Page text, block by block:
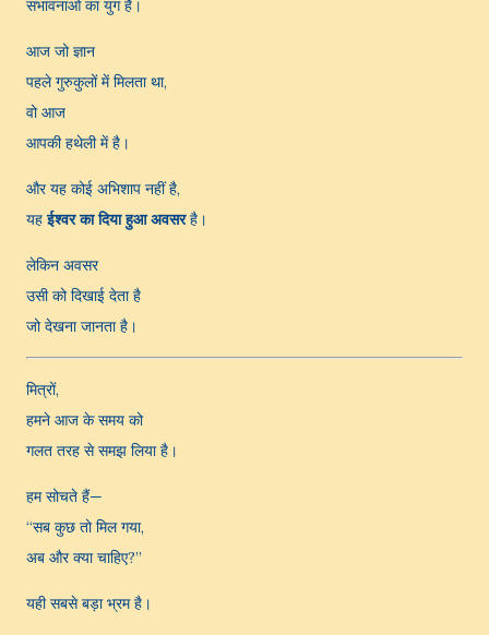
संभावनाओं का युग है।
आज जो ज्ञान
पहले गुरुकुलों में मिलता था,
वो आज
आपकी हथेली में है।
और यह कोई अभिशाप नहीं है,
यहईश्वर का दिया हुआ अवसरहै।
लेकिन अवसर
उसी को दिखाई देता है
जो देखना जानता है।
मित्रों,
हमने आज के समय को
गलत तरह से समझ लिया है।
हम सोचते हैं—
“सब कुछ तो मिल गया,
अब और क्या चाहिए?”
यही सबसे बड़ा भ्रम है।